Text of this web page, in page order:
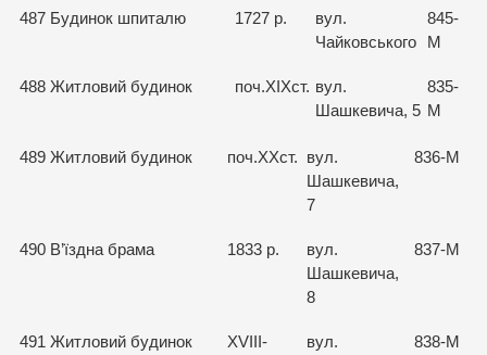
487 Будинок шпиталю 1727 р.
вул.
Чайковського
845-
М
488 Житловий будинок поч.ХІХст. вул.
Шашкевича, 5
835-
М
489 Житловий будинок поч.ХХст.
вул.
Шашкевича,
7
836-М
490 В’їздна брама 1833 р.
вул.
Шашкевича,
8
837-М
491 Житловий будинок
XVIII-
вул.
838-М